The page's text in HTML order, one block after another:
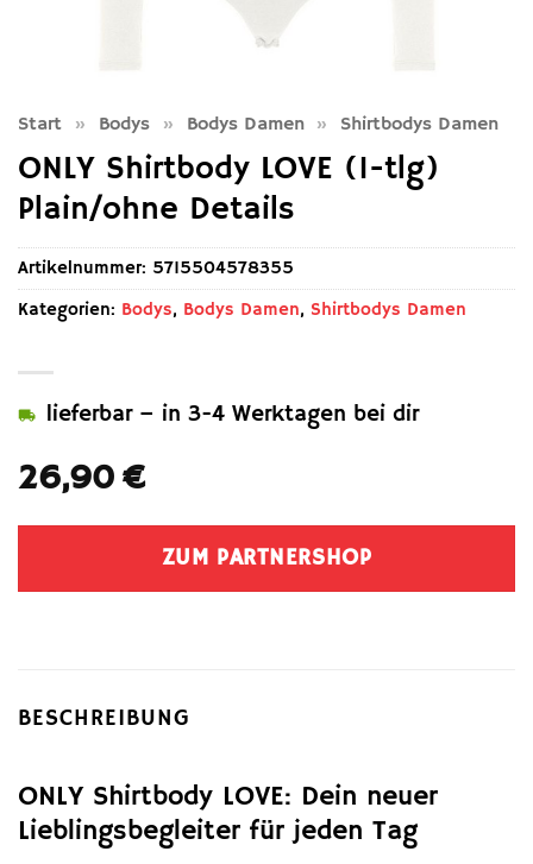
Start » Bodys » Bodys Damen » Shirtbodys Damen
ONLY Shirtbody LOVE (1-tlg)
Plain/ohne Details
26,90€
lieferbar – in 3-4 Werktagen bei dir
ZUM PARTNERSHOP
Artikelnummer: 5715504578355
Kategorien: Bodys, Bodys Damen, Shirtbodys Damen
BESCHREIBUNG
ONLY Shirtbody LOVE: Dein neuer
Lieblingsbegleiter für jeden Tag